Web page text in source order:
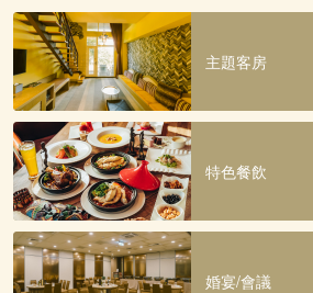
主題客房
特色餐飲
婚宴/會議